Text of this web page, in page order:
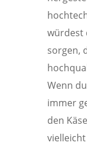
würdest
sorgen,
Wenn
immer
den